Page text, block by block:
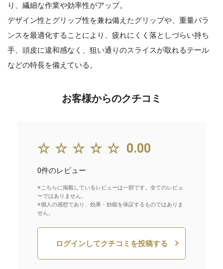
り、繊細な作業や効率性がアップ。
デザイン性とグリップ性を兼ね備えたグリップや、重量バラ
ンスを最適化することにより、疲れにくく落としづらい持ち
手、頭皮に違和感なく、狙い通りのスライスが取れるテール
などの特長を備えている。
お客様からのクチコミ
☆☆☆☆☆ 0.00
0件のレビュー
※こちらに掲載しているレビューは一部です。全てのレビュ
ーではありません。
※個人の感想であり、効果・効能を保証するものではありま
せん。
ログインしてクチコミを投稿する